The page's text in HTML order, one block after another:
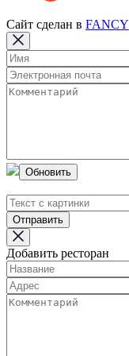
Сайт сделан в FANCY
Обновить
Отправить
Добавить ресторан